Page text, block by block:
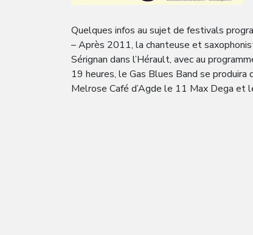
Quelques infos au sujet de festivals
– Après 2011, la chanteuse et
Sérignan dans l’Hérault, avec au
19 heures, le Gas Blues Band se produira
Melrose Café d’Agde le 11 Max Dega et